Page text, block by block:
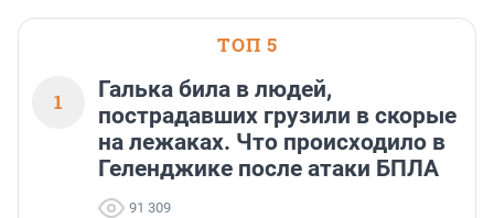
ТОП 5
1
Галька била в людей,
пострадавших грузили в скорые
на лежаках. Что происходило в
Геленджике после атаки БПЛА
91 309